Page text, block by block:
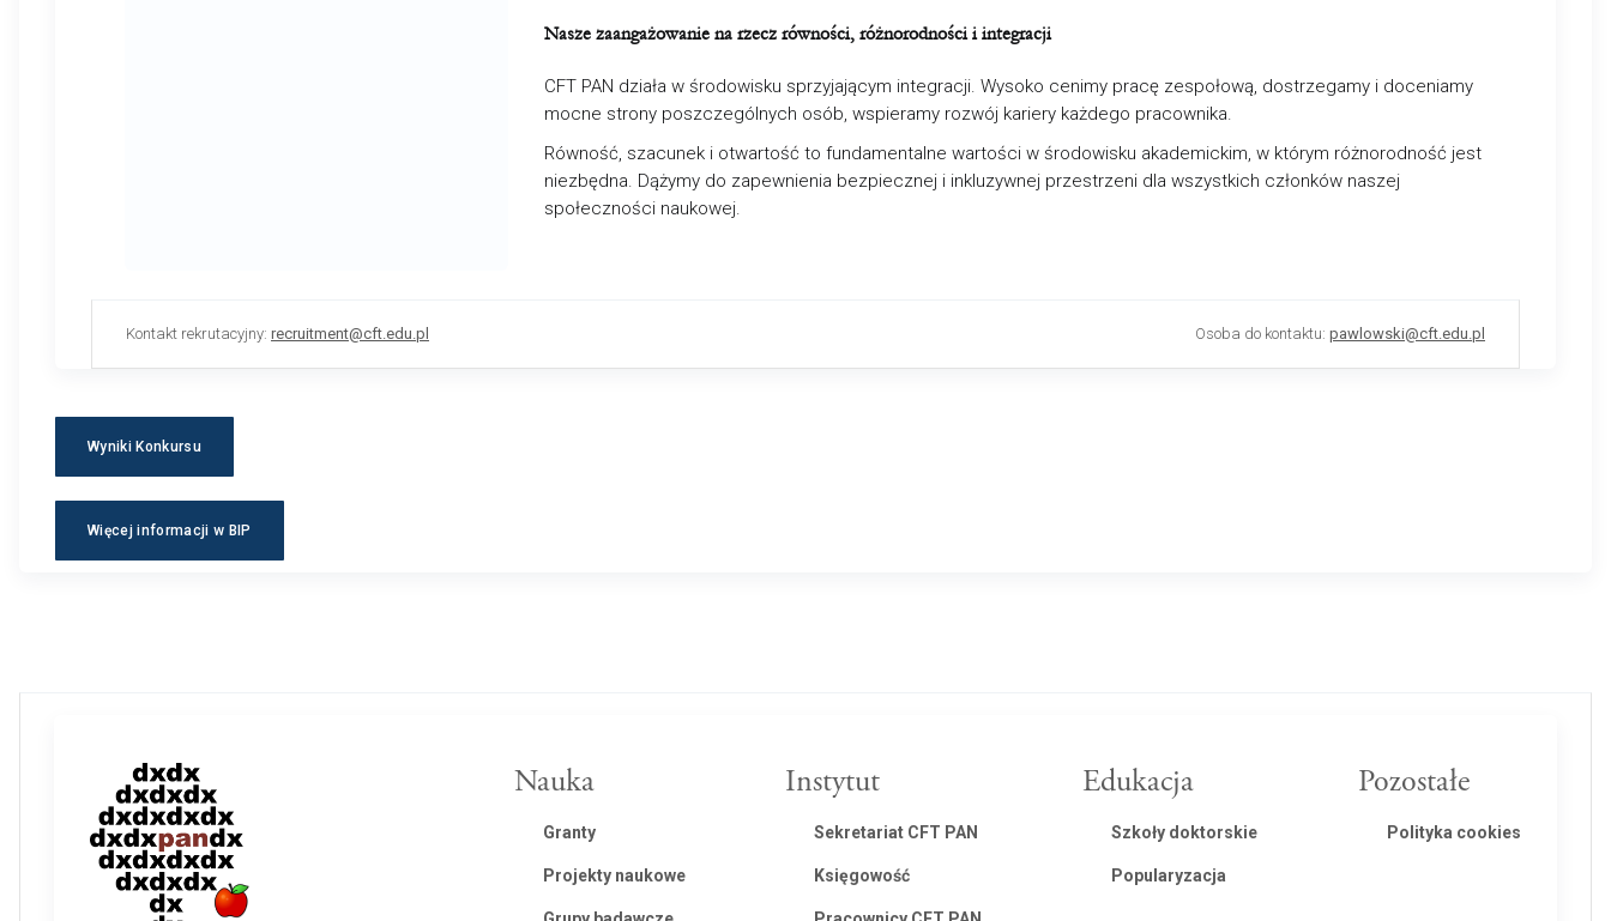
Nasze zaangażowanie na rzecz równości, różnorodności i integracji
CFT PAN działa w środowisku sprzyjającym integracji. Wysoko cenimy pracę zespołową, dostrzegamy i doceniamy
mocne strony poszczególnych osób, wspieramy rozwój kariery każdego pracownika.
Równość, szacunek i otwartość to fundamentalne wartości w środowisku akademickim, w którym różnorodność jest
niezbędna. Dążymy do zapewnienia bezpiecznej i inkluzywnej przestrzeni dla wszystkich członków naszej
społeczności naukowej.
Kontakt rekrutacyjny: recruitment@cft.edu.pl Osoba do kontaktu: pawlowski@cft.edu.pl
Wyniki Konkursu
Więcej informacji w BIP
Nauka
Granty
Projekty naukowe
Instytut
Sekretariat CFT PAN
Księgowość
Edukacja
Szkoły doktorskie
Popularyzacja
Pozostałe
Polityka cookies